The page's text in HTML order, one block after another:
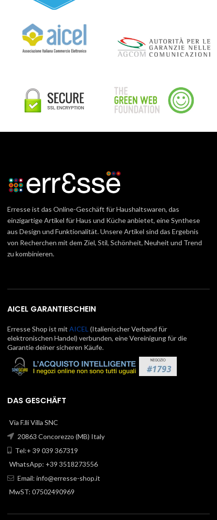
Erresse ist das Online-Geschäft für Haushaltswaren, das
einzigartige Artikel für Haus und Küche anbietet, eine Synthese
aus Design und Funktionalität. Unsere Artikel sind das Ergebnis
von Recherchen mit dem Ziel, Stil, Schönheit, Neuheit und Trend
zu kombinieren.
AICEL GARANTIESCHEIN
Erresse Shop ist mit AICEL (Italienischer Verband für
elektronischen Handel) verbunden, eine Vereinigung für die
Garantie deiner sicheren Käufe.
DAS GESCHÄFT
Via F.lli Villa SNC
20863 Concorezzo (MB) Italy
Tel:+ 39 039 367319
WhatsApp: +39 3518273556
Email: info@erresse-shop.it
MwST: 07502490969